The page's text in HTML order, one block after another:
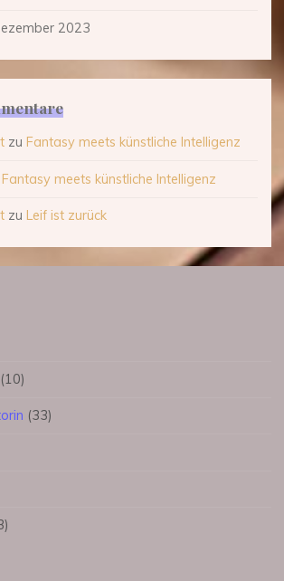
2023
zu Fantasy meets künstliche Intelligenz
Fantasy meets künstliche Intelligenz
zu Leif ist zurück
(10)
(33)